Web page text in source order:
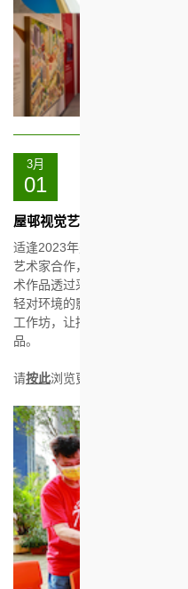
3月
01
屋邨视觉艺术计划
适逢2023年是香港房屋协会（
艺术家合作，携手于房协辖下
术作品透过采用环保物料或升
轻对环境的影响之余，亦将可
工作坊，让持份者与艺术家互
品。
请按此浏览更多详情。